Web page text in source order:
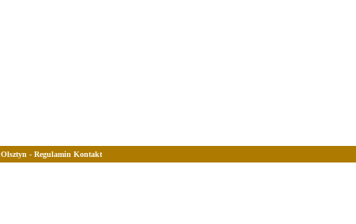
Olsztyn - Regulamin Kontakt